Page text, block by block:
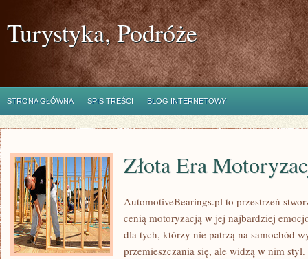
Turystyka, Podróże
STRONA GŁÓWNA SPIS TREŚCI BLOG INTERNETOWY
Złota Era
AutomotiveBearings.pl to przestrzeń
cenią motoryzacją w jej najbardziej
dla tych, którzy nie patrzą na samochód
przemieszczania się, ale widzą w nim